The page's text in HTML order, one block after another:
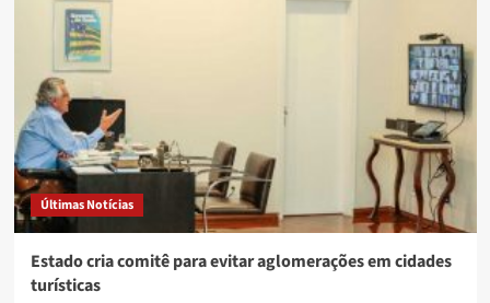
Últimas Notícias
Estado cria comitê para evitar aglomerações em cidades
turísticas